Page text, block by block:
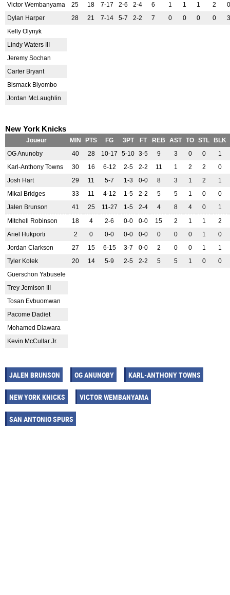
Victor Wembanyama
25 18 7-17 2-6 2-4 6 1 1 1 2
0
Dylan Harper
28 21 7-14 5-7 2-2 7 0 0 0 0
3
Kelly Olynyk
Lindy Waters III
Jeremy Sochan
Carter Bryant
Bismack Biyombo
Jordan McLaughlin
New York Knicks
Joueur MIN PTS FG 3PT FT REB AST TO STL
BLK
OG Anunoby
40 28 10-17 5-10 3-5 9 3 0 0
1
Karl-Anthony Towns
30 16 6-12 2-5 2-2 11 1 2 2
0
Josh Hart
29 11 5-7 1-3 0-0 8 3 1 2
1
Mikal Bridges
33 11 4-12 1-5 2-2 5 5 1 0
0
Jalen Brunson
41 25 11-27 1-5 2-4 4 8 4 0
1
Mitchell Robinson
18 4 2-6 0-0 0-0 15 2 1 1
2
Ariel Hukporti
2 0 0-0 0-0 0-0 0 0 0 1
0
Jordan Clarkson
27 15 6-15 3-7 0-0 2 0 0 1
1
Tyler Kolek
20 14 5-9 2-5 2-2 5 5 1 0
0
Guerschon Yabusele
Trey Jemison III
Tosan Evbuomwan
Pacome Dadiet
Mohamed Diawara
Kevin McCullar Jr.
JALEN BRUNSON OG ANUNOBY KARL-ANTHONY TOWNS
NEW YORK KNICKS VICTOR WEMBANYAMA
SAN ANTONIO SPURS